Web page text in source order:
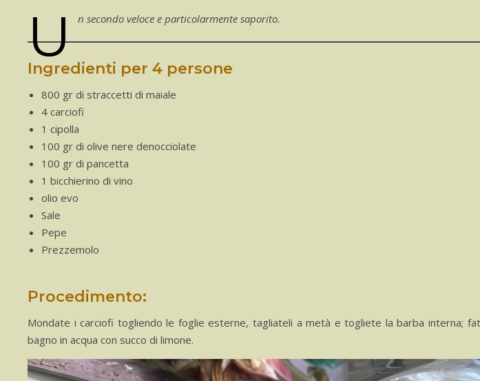
U n secondo veloce e particolarmente saporito.
Ingredienti per 4 persone
800 gr di straccetti di maiale
4 carciofi
1 cipolla
100 gr di olive nere denocciolate
100 gr di pancetta
1 bicchierino di vino
olio evo
Sale
Pepe
Prezzemolo
Procedimento:
Mondate i carciofi togliendo le foglie esterne, tagliateli a metà e togliete la barba interna;
bagno in acqua con succo di limone.